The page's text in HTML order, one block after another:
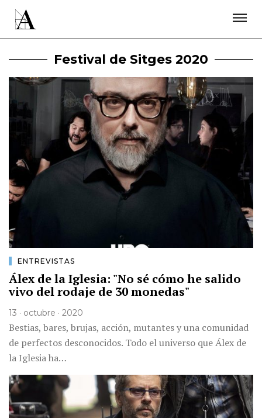
Festival de Sitges 2020
ENTREVISTAS
Álex de la Iglesia: "No sé cómo he salido
vivo del rodaje de 30 monedas"
13 · octubre · 2020
Bestias, bares, brujas, acción, mutantes y una comunidad
de perfectos desconocidos. Todo el universo que Álex de
la Iglesia ha…
ÚNETE A LA ACADEMIA DE CINE
PRENSA
NEWSLETTER